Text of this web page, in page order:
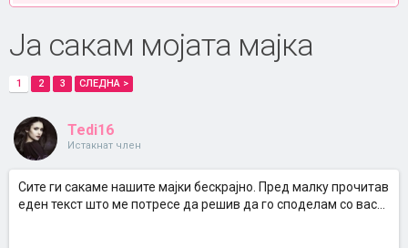
Ја сакам мојата мајка
1 2 3 СЛЕДНА >
Tedi16
Истакнат член
Сите ги сакаме нашите мајки бескрајно. Пред малку прочитав
еден текст што ме потресе да решив да го споделам со вас...